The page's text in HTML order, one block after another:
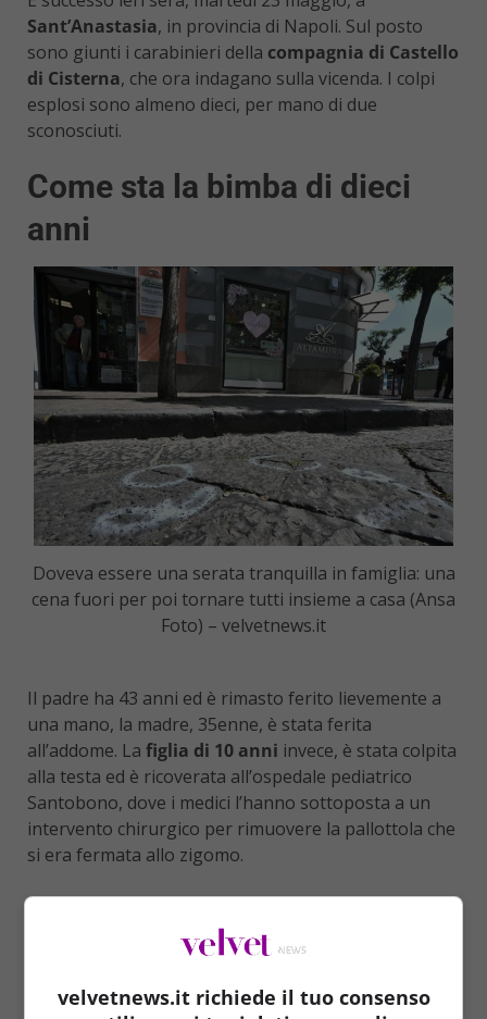
Sant’Anastasia, in provincia di Napoli. Sul posto
sono giunti i carabinieri della compagnia di Castello
di Cisterna, che ora indagano sulla vicenda. I colpi
esplosi sono almeno dieci, per mano di due
sconosciuti.
Come sta la bimba di dieci
anni
Doveva essere una serata tranquilla in famiglia: una
cena fuori per poi tornare tutti insieme a casa (Ansa
Foto) – velvetnews.it
Il padre ha 43 anni ed è rimasto ferito lievemente a
una mano, la madre, 35enne, è stata ferita
all’addome. La figlia di 10 anni invece, è stata colpita
alla testa ed è ricoverata all’ospedale pediatrico
Santobono, dove i medici l’hanno sottoposta a un
intervento chirurgico per rimuovere la pallottola che
si era fermata allo zigomo.
velvetnews.it richiede il tuo consenso